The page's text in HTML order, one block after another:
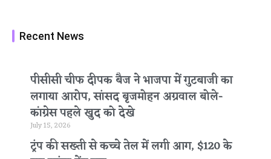
Recent News
पीसीसी चीफ दीपक बैज ने भाजपा में गुटबाजी का
लगाया आरोप, सांसद बृजमोहन अग्रवाल बोले-
कांग्रेस पहले खुद को देखे
July 15, 2026
ट्रंप की सख्ती से कच्चे तेल में लगी आग, $120 के